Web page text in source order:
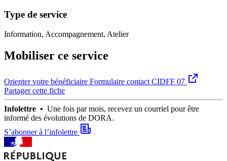
Type de service
Information, Accompagnement, Atelier
Mobiliser ce service
Orienter votre bénéficiaire Formulaire contact CIDFF 07
Partager cette fiche
Infolettre • Une fois par mois, recevez un courriel pour être
informé des évolutions de DORA.
S’abonner à l’infolettre